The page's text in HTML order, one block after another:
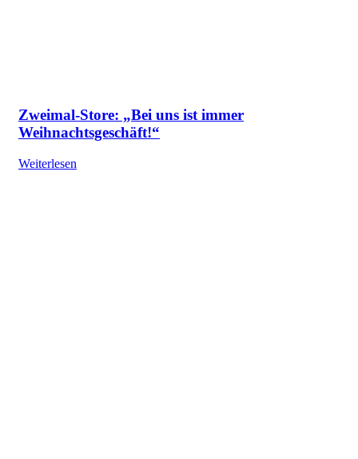
Zweimal-Store: „Bei uns ist immer
Weihnachtsgeschäft!“
Weiterlesen